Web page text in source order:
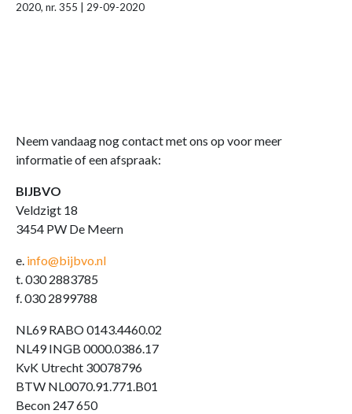
2020, nr. 355 | 29-09-2020
Neem vandaag nog contact met ons op voor meer
informatie of een afspraak:
BIJBVO
Veldzigt 18
3454 PW De Meern
e. info@bijbvo.nl
t. 030 2883785
f. 030 2899788
NL69 RABO 0143.4460.02
NL49 INGB 0000.0386.17
KvK Utrecht 30078796
BTW NL0070.91.771.B01
Becon 247 650